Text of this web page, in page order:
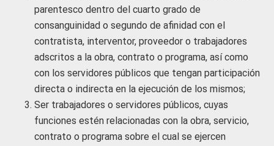
parentesco dentro del cuarto grado de
consanguinidad o segundo de afinidad con el
contratista, interventor, proveedor o trabajadores
adscritos a la obra, contrato o programa, así como
con los servidores públicos que tengan participación
directa o indirecta en la ejecución de los mismos;
Ser trabajadores o servidores públicos, cuyas
funciones estén relacionadas con la obra, servicio,
contrato o programa sobre el cual se ejercen